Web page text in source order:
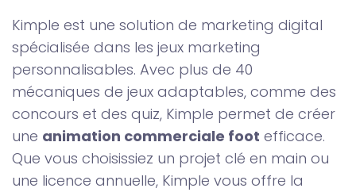
Kimple est une solution de marketing digital
spécialisée dans les jeux marketing
personnalisables. Avec plus de 40
mécaniques de jeux adaptables, comme des
concours et des quiz, Kimple permet de créer
une animation commerciale foot efficace.
Que vous choisissiez un projet clé en main ou
une licence annuelle, Kimple vous offre la